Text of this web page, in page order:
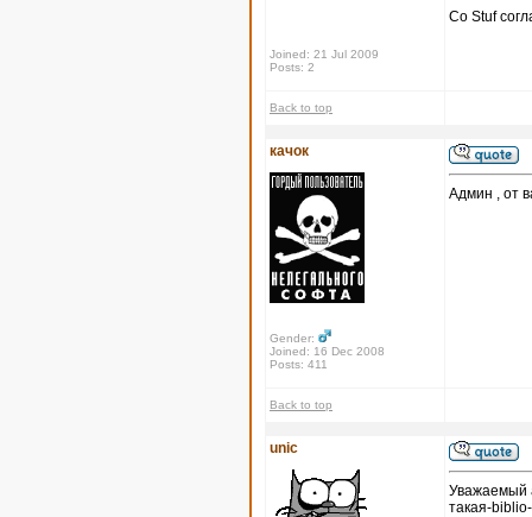
Joined: 21 Jul 2009
Posts: 2
Со Stuf
Back to top
качок
Gender:
Joined: 16 Dec 2008
Posts: 411
Админ , от
Back to top
unic
Уважаемый
такая-